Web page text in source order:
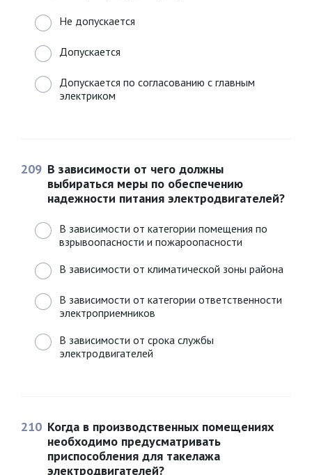
Не допускается
Допускается
Допускается по согласованию с главным
электриком
209 В зависимости от чего должны
выбираться меры по обеспечению
надежности питания электродвигателей?
В зависимости от категории помещения по
взрывоопасности и пожароопасности
В зависимости от климатической зоны района
В зависимости от категории ответственности
электроприемников
В зависимости от срока службы
электродвигателей
210 Когда в производственных помещениях
необходимо предусматривать
приспособления для такелажа
электродвигателей?